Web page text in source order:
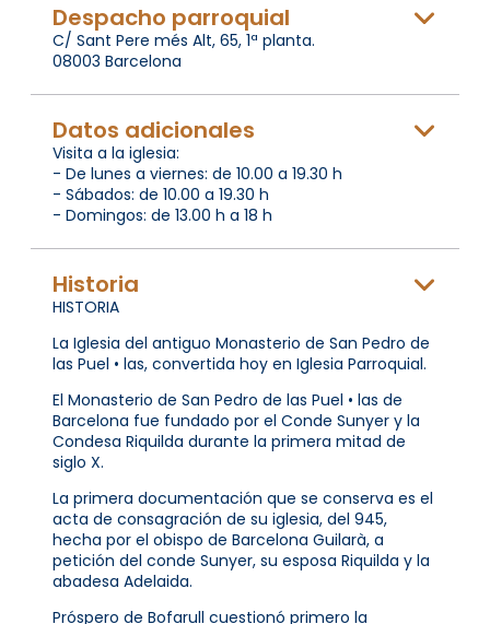
Despacho parroquial
C/ Sant Pere més Alt, 65, 1ª planta.
08003 Barcelona
Datos adicionales
Visita a la iglesia:
- De lunes a viernes: de 10.00 a 19.30 h
- Sábados: de 10.00 a 19.30 h
- Domingos: de 13.00 h a 18 h
Historia
HISTORIA
La Iglesia del antiguo Monasterio de San Pedro de
las Puel • las, convertida hoy en Iglesia Parroquial.
El Monasterio de San Pedro de las Puel • las de
Barcelona fue fundado por el Conde Sunyer y la
Condesa Riquilda durante la primera mitad de
siglo X.
La primera documentación que se conserva es el
acta de consagración de su iglesia, del 945,
hecha por el obispo de Barcelona Guilarà, a
petición del conde Sunyer, su esposa Riquilda y la
abadesa Adelaida.
Próspero de Bofarull cuestionó primero la